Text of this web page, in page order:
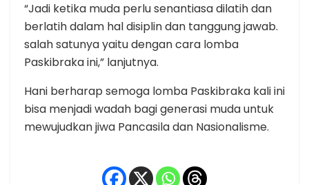
“Jadi ketika muda perlu senantiasa dilatih dan
berlatih dalam hal disiplin dan tanggung jawab.
salah satunya yaitu dengan cara lomba
Paskibraka ini,” lanjutnya.
Hani berharap semoga lomba Paskibraka kali ini
bisa menjadi wadah bagi generasi muda untuk
mewujudkan jiwa Pancasila dan Nasionalisme.